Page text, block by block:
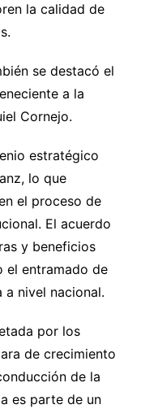
la calidad de
se destacó el
a la
Cornejo.
estratégico
lo que
el proceso de
El acuerdo
y beneficios
el entramado de
nivel nacional.
por los
de crecimiento
de la
es parte de un